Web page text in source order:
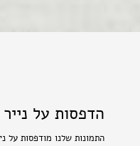
הדפסות על נייר